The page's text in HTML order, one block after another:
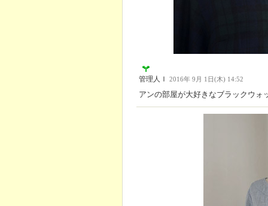
管理人Ｉ 2016年 9月 1日(木) 14:52
アンの部屋が大好きなブラックウォ